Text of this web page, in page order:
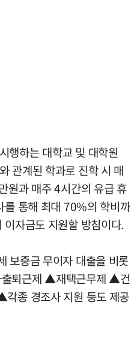
행하는 대학교 및 대학원
관계된 학과로 진학 시 매
원과 매주 4시간의 유급 휴
를 통해 최대 70%의 학비까
자금도 지원할 방침이다.
보증금 무이자 대출을 비롯
퇴근제 ▲재택근무제 ▲건
종 경조사 지원 등도 제공